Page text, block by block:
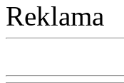
Reklama